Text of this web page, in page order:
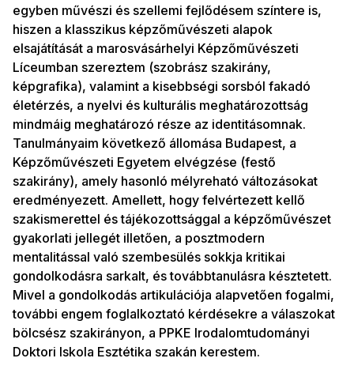
egyben művészi és szellemi fejlődésem színtere is,
hiszen a klasszikus képzőművészeti alapok
elsajátítását a marosvásárhelyi Képzőművészeti
Líceumban szereztem (szobrász szakirány,
képgrafika), valamint a kisebbségi sorsból fakadó
életérzés, a nyelvi és kulturális meghatározottság
mindmáig meghatározó része az identitásomnak.
Tanulmányaim következő állomása Budapest, a
Képzőművészeti Egyetem elvégzése (festő
szakirány), amely hasonló mélyreható változásokat
eredményezett. Amellett, hogy felvértezett kellő
szakismerettel és tájékozottsággal a képzőművészet
gyakorlati jellegét illetően, a posztmodern
mentalitással való szembesülés sokkja kritikai
gondolkodásra sarkalt, és továbbtanulásra késztetett.
Mivel a gondolkodás artikulációja alapvetően fogalmi,
további engem foglalkoztató kérdésekre a válaszokat
bölcsész szakirányon, a PPKE Irodalomtudományi
Doktori Iskola Esztétika szakán kerestem.